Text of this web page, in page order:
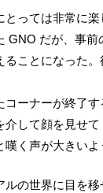
GNO だが、事
ることになった
ーナーが終了す
介して顔を見せ
く声が大きいよ